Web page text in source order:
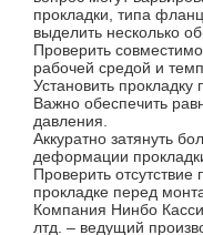
прокладки, типа
выделить несколько
Проверить
рабочей средой и
Установить прокладку
Важно обеспечить
давления.
Аккуратно затянуть
деформации
Проверить
прокладке перед
Компания Нинбо
лтд. – ведущий